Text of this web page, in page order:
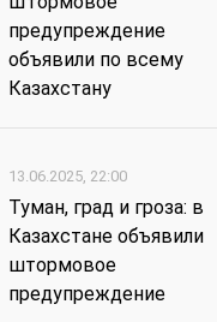
предупреждение
объявили по всему
Казахстану
13.06.2025, 22:00
Туман, град и гроза: в
Казахстане объявили
штормовое
предупреждение